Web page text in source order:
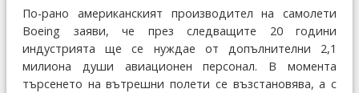
По-рано американският производител на самолети
Boeing заяви, че през следващите 20 години
индустрията ще се нуждае от допълнителни 2,1
милиона души авиационен персонал. В момента
търсенето на вътрешни полети се възстановява, а с